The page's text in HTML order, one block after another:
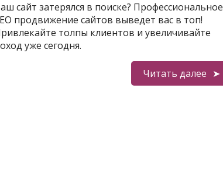
сайт затерялся в поиске? Профессиональное
продвижение сайтов выведет вас в топ!
толпы клиентов и увеличивайте
уже сегодня.
Читать далее